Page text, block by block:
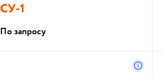
СУ-1
По запросу